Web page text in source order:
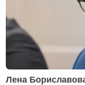
Лена